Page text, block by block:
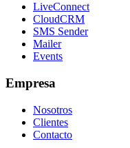
LiveConnect
CloudCRM
SMS Sender
Mailer
Events
Empresa
Nosotros
Clientes
Contacto